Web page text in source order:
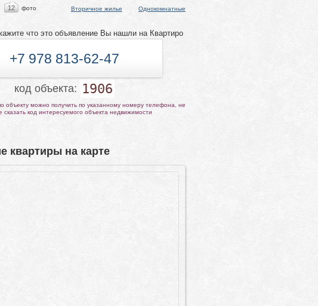
12 фото Вторичное жилье Однокомнатные
что это объявление Вы нашли на Квартиро
+7 978 813-62-47
код объекта: 1906
можно получить по указанному номеру телефона, не
сказать код интересуемого объекта недвижимости
квартиры на карте